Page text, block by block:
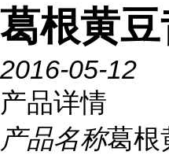
葛根黄
2016-05-12
产品详情
产品名称葛根